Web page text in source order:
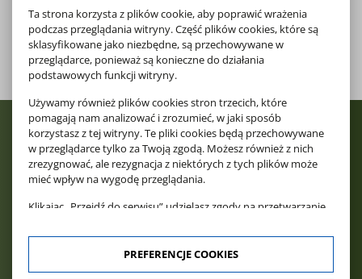
Informacja o wyborze najkorzystniejszej oferty
PLIK DOCX, 75.17 KB pobierz
Ta strona korzysta z plików cookie, aby poprawić wrażenia
podczas przeglądania witryny. Część plików cookies, które są
sklasyfikowane jako niezbędne, są przechowywane w
przeglądarce, ponieważ są konieczne do działania
podstawowych funkcji witryny.
Używamy również plików cookies stron trzecich, które
pomagają nam analizować i zrozumieć, w jaki sposób
korzystasz z tej witryny. Te pliki cookies będą przechowywane
w przeglądarce tylko za Twoją zgodą. Możesz również z nich
zrezygnować, ale rezygnacja z niektórych z tych plików może
mieć wpływ na wygodę przeglądania.
Klikając „Przejdź do serwisu” udzielasz zgody na przetwarzanie
naszej stronie. Dane są zbierane w celach zgodnych z naszą
polityką prywatnościorazpolityką cookies. Zgoda jest
PREFERENCJE COOKIES